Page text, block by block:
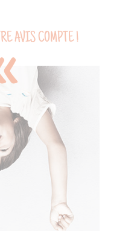
AVIS COMPTE !